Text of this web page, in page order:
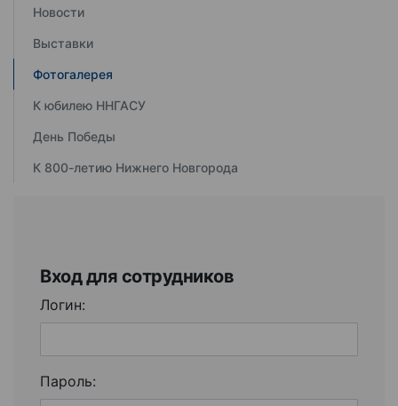
Новости
Выставки
Фотогалерея
К юбилею ННГАСУ
День Победы
К 800-летию Нижнего Новгорода
Вход для сотрудников
Логин:
Пароль: